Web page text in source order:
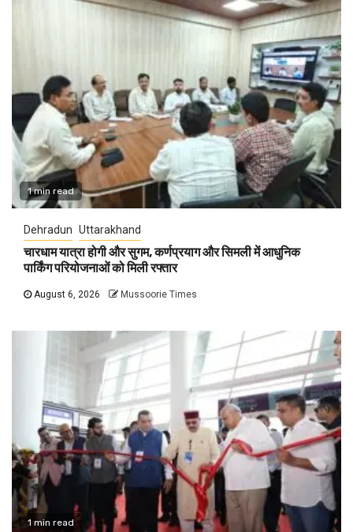
1 min read
Dehradun Uttarakhand
चारधाम यात्रा होगी और सुगम, कर्णप्रयाग और सिमली में आधुनिक
पार्किंग परियोजनाओं को मिली रफ्तार
August 6, 2026 Mussoorie Times
1 min read